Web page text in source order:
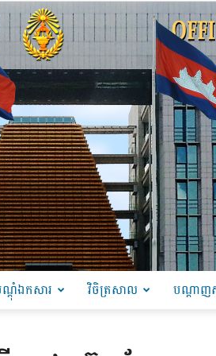
ដុំឯកសារ វិចិត្រសាល បណ្តាញ